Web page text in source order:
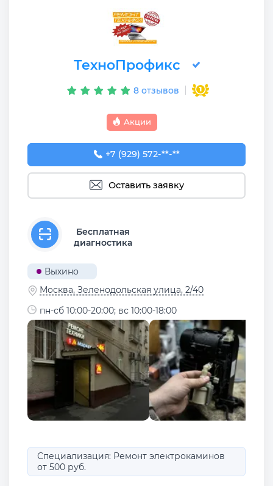
ТехноПрофикс
8 отзывов
Акции
+7 (929) 572-29-54
+7 (929) 572-**-**
Оставить заявку
Бесплатная
диагностика
Выхино
Москва, Зеленодольская улица, 2/40
пн-сб 10:00-20:00; вс 10:00-18:00
Специализация: Ремонт электрокаминов
от 500 руб.